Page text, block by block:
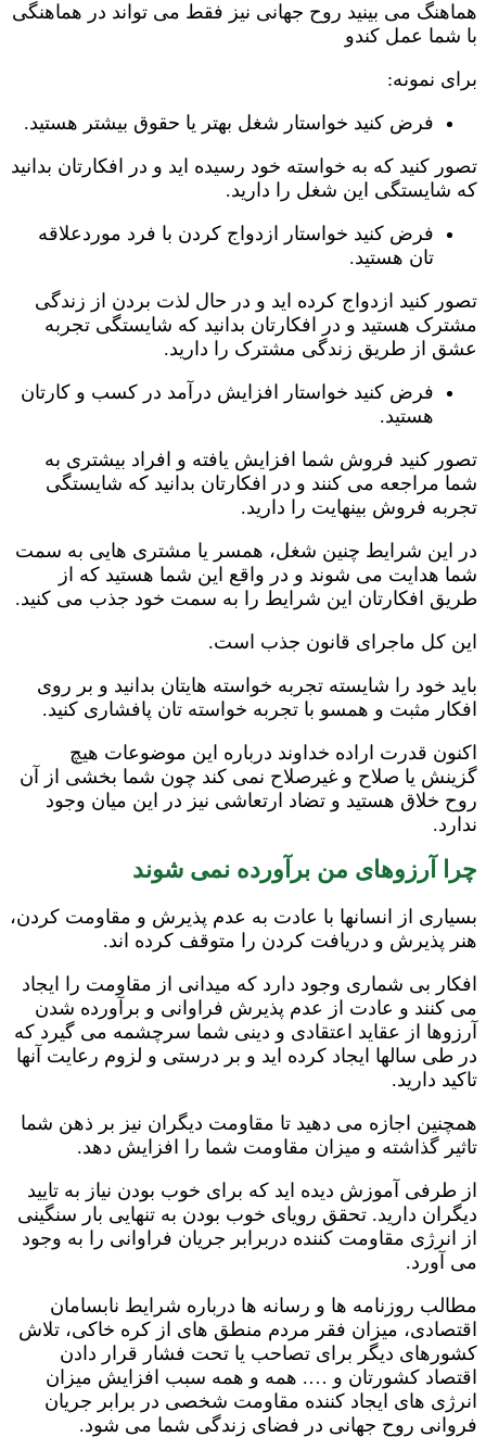
هماهنگ می بینید روح جهانی نیز فقط می تواند در هماهنگی
با شما عمل کندو
برای نمونه:
فرض کنید خواستار شغل بهتر یا حقوق بیشتر هستید.
تصور کنید که به خواسته خود رسیده اید و در افکارتان بدانید
که شایستگی این شغل را دارید.
فرض کنید خواستار ازدواج کردن با فرد موردعلاقه
تان هستید.
تصور کنید ازدواج کرده اید و در حال لذت بردن از زندگی
مشترک هستید و در افکارتان بدانید که شایستگی تجربه
عشق از طریق زندگی مشترک را دارید.
فرض کنید خواستار افزایش درآمد در کسب و کارتان
هستید.
تصور کنید فروش شما افزایش یافته و افراد بیشتری به
شما مراجعه می کنند و در افکارتان بدانید که شایستگی
تجربه فروش بینهایت را دارید.
در این شرایط چنین شغل، همسر یا مشتری هایی به سمت
شما هدایت می شوند و در واقع این شما هستید که از
طریق افکارتان این شرایط را به سمت خود جذب می کنید.
این کل ماجرای قانون جذب است.
باید خود را شایسته تجربه خواسته هایتان بدانید و بر روی
افکار مثبت و همسو با تجربه خواسته تان پافشاری کنید.
اکنون قدرت اراده خداوند درباره این موضوعات هیچ
گزینش یا صلاح و غیرصلاح نمی کند چون شما بخشی از آن
روح خلاق هستید و تضاد ارتعاشی نیز در این میان وجود
ندارد.
چرا آرزوهای من برآورده نمی شوند
بسیاری از انسانها با عادت به عدم پذیرش و مقاومت کردن،
هنر پذیرش و دریافت کردن را متوقف کرده اند.
افکار بی شماری وجود دارد که میدانی از مقاومت را ایجاد
می کنند و عادت از عدم پذیرش فراوانی و برآورده شدن
آرزوها از عقاید اعتقادی و دینی شما سرچشمه می گیرد که
در طی سالها ایجاد کرده اید و بر درستی و لزوم رعایت آنها
تاکید دارید.
همچنین اجازه می دهید تا مقاومت دیگران نیز بر ذهن شما
تاثیر گذاشته و میزان مقاومت شما را افزایش دهد.
از طرفی آموزش دیده اید که برای خوب بودن نیاز به تایید
دیگران دارید. تحقق رویای خوب بودن به تنهایی بار سنگینی
از انرژی مقاومت کننده دربرابر جریان فراوانی را به وجود
می آورد.
مطالب روزنامه ها و رسانه ها درباره شرایط نابسامان
اقتصادی، میزان فقر مردم منطق های از کره خاکی، تلاش
کشورهای دیگر برای تصاحب یا تحت فشار قرار دادن
اقتصاد کشورتان و …. همه و همه سبب افزایش میزان
انرژی های ایجاد کننده مقاومت شخصی در برابر جریان
فروانی روح جهانی در فضای زندگی شما می شود.